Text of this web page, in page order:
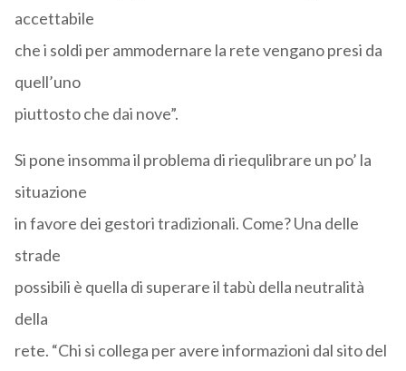
accettabile
che i soldi per ammodernare la rete vengano presi da
quell’uno
piuttosto che dai nove”.
Si pone insomma il problema di riequlibrare un po’ la
situazione
in favore dei gestori tradizionali. Come? Una delle
strade
possibili è quella di superare il tabù della neutralità
della
rete. “Chi si collega per avere informazioni dal sito del